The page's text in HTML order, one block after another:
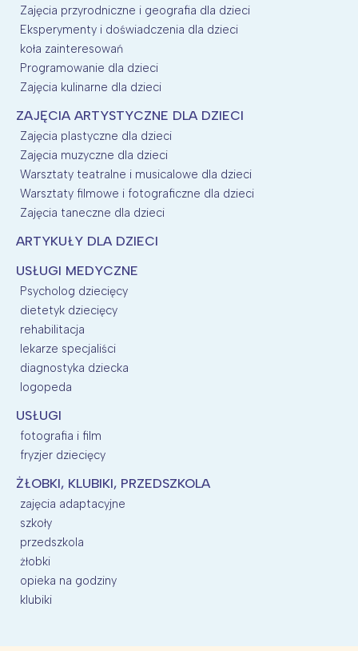
Zajęcia przyrodniczne i geografia dla dzieci
Eksperymenty i doświadczenia dla dzieci
koła zainteresowań
Programowanie dla dzieci
Zajęcia kulinarne dla dzieci
ZAJĘCIA ARTYSTYCZNE DLA DZIECI
Zajęcia plastyczne dla dzieci
Zajęcia muzyczne dla dzieci
Warsztaty teatralne i musicalowe dla dzieci
Warsztaty filmowe i fotograficzne dla dzieci
Zajęcia taneczne dla dzieci
ARTYKUŁY DLA DZIECI
USŁUGI MEDYCZNE
Psycholog dziecięcy
dietetyk dziecięcy
rehabilitacja
lekarze specjaliści
diagnostyka dziecka
logopeda
USŁUGI
fotografia i film
fryzjer dziecięcy
ŻŁOBKI, KLUBIKI, PRZEDSZKOLA
zajęcia adaptacyjne
szkoły
przedszkola
żłobki
opieka na godziny
klubiki